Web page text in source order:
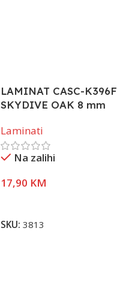
LAMINAT CASC-K396F
SKYDIVE OAK 8 mm
Laminati
Na zalihi
17,90 KM
SKU:3813